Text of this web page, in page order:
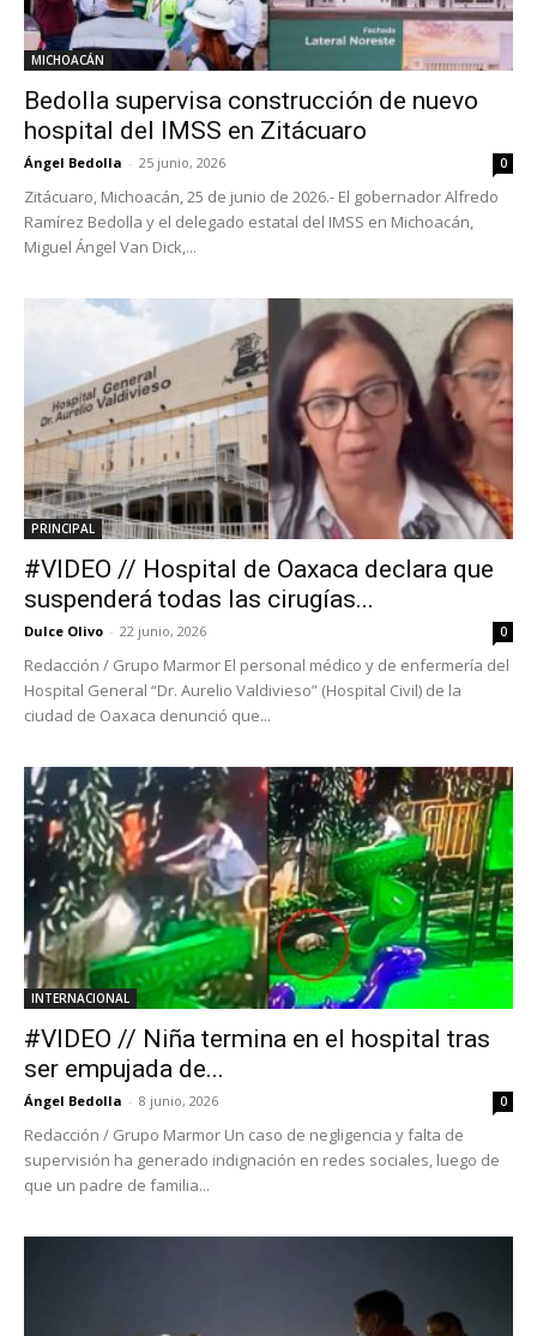
MICHOACÁN
Bedolla supervisa construcción de nuevo
hospital del IMSS en Zitácuaro
Ángel Bedolla - 25 junio, 2026 0
Zitácuaro, Michoacán, 25 de junio de 2026.- El gobernador Alfredo
Ramírez Bedolla y el delegado estatal del IMSS en Michoacán,
Miguel Ángel Van Dick,...
PRINCIPAL
#VIDEO // Hospital de Oaxaca declara que
suspenderá todas las cirugías...
Dulce Olivo - 22 junio, 2026 0
Redacción / Grupo Marmor El personal médico y de enfermería del
Hospital General “Dr. Aurelio Valdivieso” (Hospital Civil) de la
ciudad de Oaxaca denunció que...
INTERNACIONAL
#VIDEO // Niña termina en el hospital tras
ser empujada de...
Ángel Bedolla - 8 junio, 2026 0
Redacción / Grupo Marmor Un caso de negligencia y falta de
supervisión ha generado indignación en redes sociales, luego de
que un padre de familia...